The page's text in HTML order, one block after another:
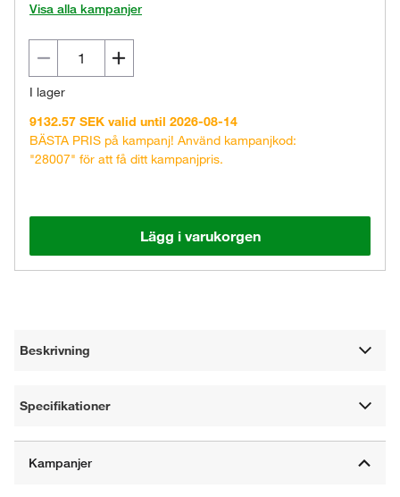
Visa alla kampanjer
I lager
9132.57 SEK valid until 2026-08-14
BÄSTA PRIS på kampanj! Använd kampanjkod:
"28007" för att få ditt kampanjpris.
Lägg i varukorgen
Beskrivning
Specifikationer